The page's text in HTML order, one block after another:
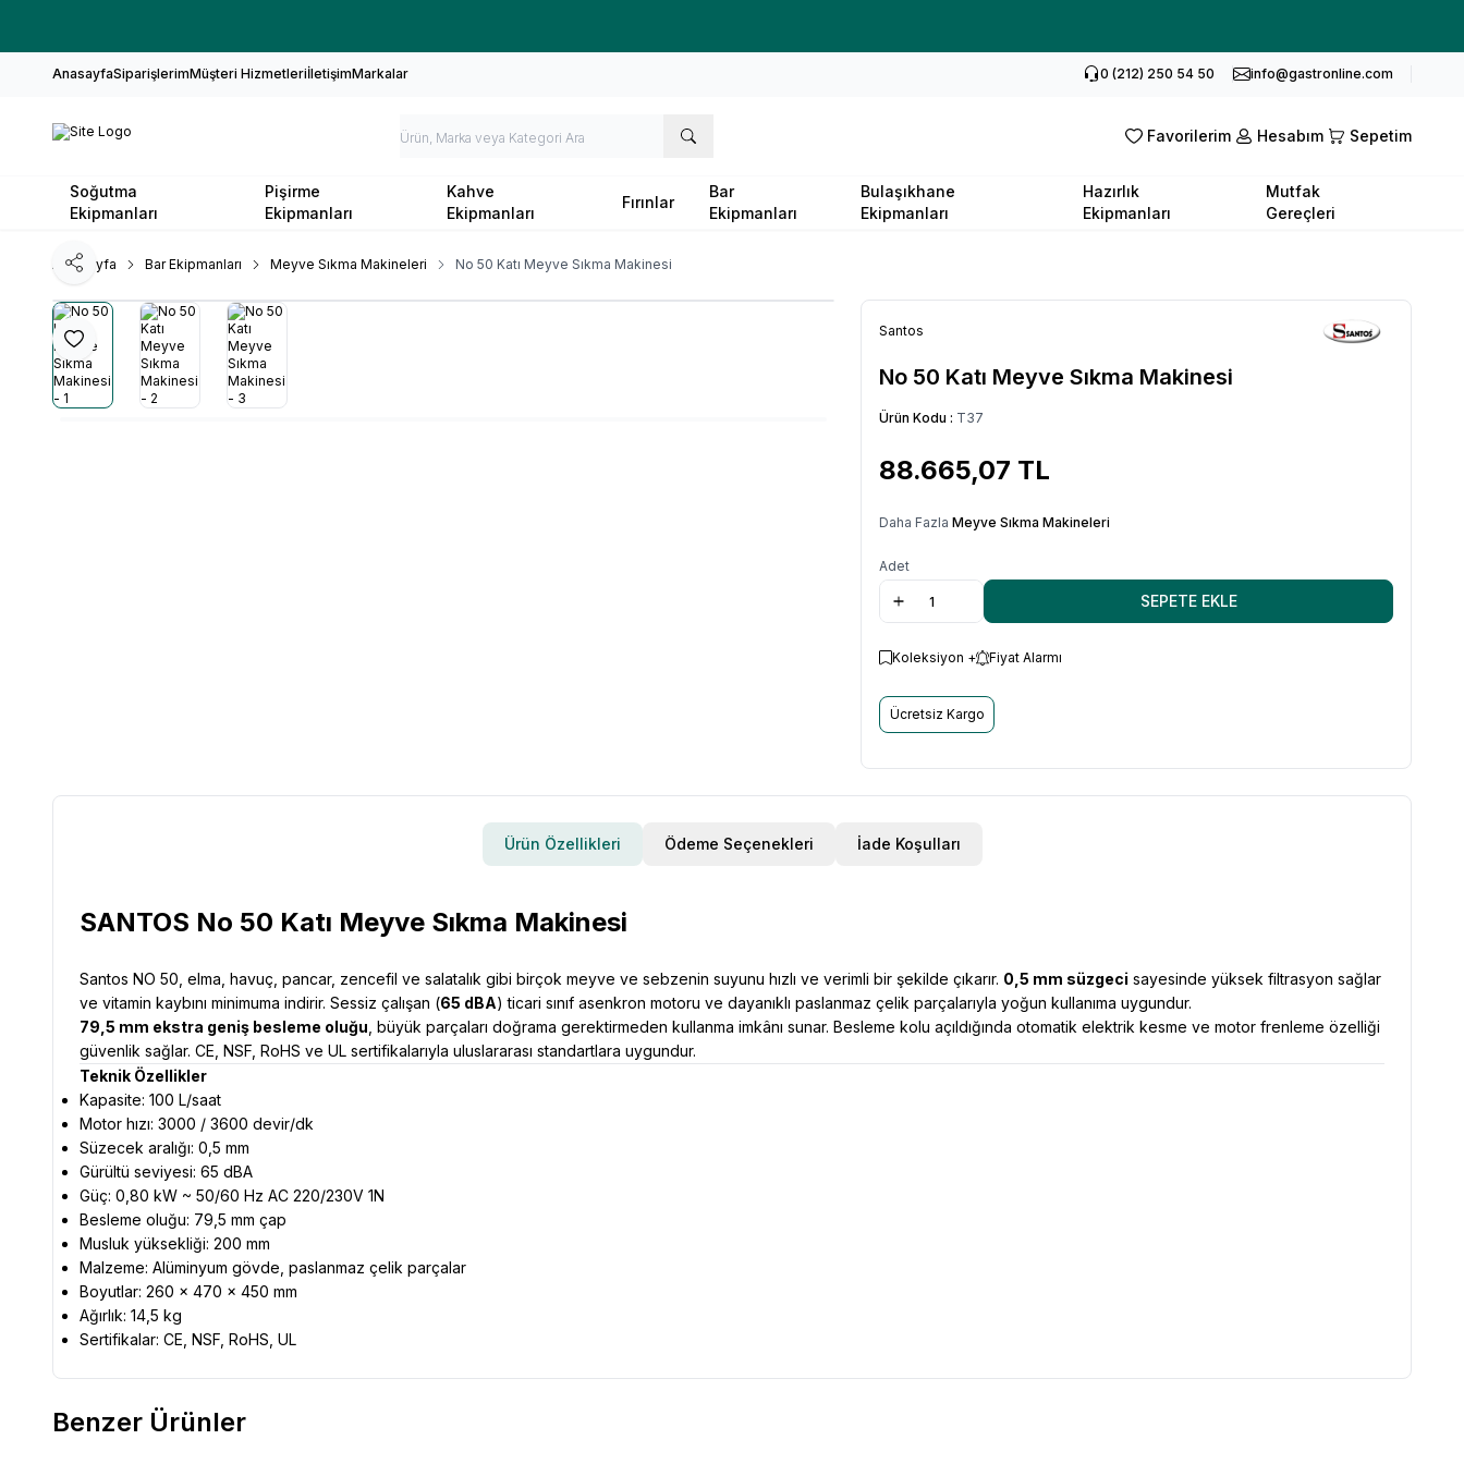
AnasayfaSiparişlerimMüşteri HizmetleriİletişimMarkalar 0 (212) 250 54 50 info@gastronline.com
Favorilerim Hesabım Sepetim
Soğutma
Ekipmanları
Pişirme
Ekipmanları
Kahve
Ekipmanları
Fırınlar
Bar
Ekipmanları
Bulaşıkhane
Ekipmanları
Hazırlık
Ekipmanları
Mutfak
Gereçleri
Ana Sayfa Bar Ekipmanları Meyve Sıkma Makineleri No 50 Katı Meyve Sıkma Makinesi
Favoriye Ekle
Paylaş
Santos
No 50 Katı Meyve Sıkma Makinesi
Ürün Kodu : T37
88.665,07 TL
Daha Fazla Meyve Sıkma Makineleri
Adet
SEPETE EKLE
Koleksiyon + Fiyat Alarmı
Ücretsiz Kargo
Ürün Özellikleri Ödeme Seçenekleri İade Koşulları
SANTOS No 50 Katı Meyve Sıkma Makinesi
Santos NO 50, elma, havuç, pancar, zencefil ve salatalık gibi birçok meyve ve sebzenin suyunu hızlı ve verimli bir şekilde çıkarır. 0,5 mm süzgeci sayesinde yüksek filtrasyon sağlar
ve vitamin kaybını minimuma indirir. Sessiz çalışan (65 dBA) ticari sınıf asenkron motoru ve dayanıklı paslanmaz çelik parçalarıyla yoğun kullanıma uygundur.
79,5 mm ekstra geniş besleme oluğu , büyük parçaları doğrama gerektirmeden kullanma imkânı sunar. Besleme kolu açıldığında otomatik elektrik kesme ve motor frenleme özelliği
güvenlik sağlar. CE, NSF, RoHS ve UL sertifikalarıyla uluslararası standartlara uygundur.
Teknik Özellikler
Kapasite: 100 L/saat
Motor hızı: 3000 / 3600 devir/dk
Süzecek aralığı: 0,5 mm
Gürültü seviyesi: 65 dBA
Güç: 0,80 kW ~ 50/60 Hz AC 220/230V 1N
Besleme oluğu: 79,5 mm çap
Musluk yüksekliği: 200 mm
Malzeme: Alüminyum gövde, paslanmaz çelik parçalar
Boyutlar: 260 × 470 × 450 mm
Ağırlık: 14,5 kg
Sertifikalar: CE, NSF, RoHS, UL
Benzer Ürünler